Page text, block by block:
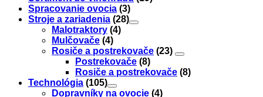
Spracovanie ovocia (3)
Stroje a zariadenia (28)
Malotraktory (4)
Mulčovače (4)
Rosiče a postrekovače (23)
Postrekovače (8)
Rosiče a postrekovače (8)
Technológia (105)
Dopravníky na ovocie (4)